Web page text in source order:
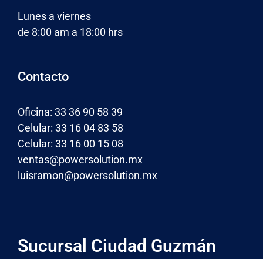
Lunes a viernes
de 8:00 am a 18:00 hrs
Contacto
Oficina: 33 36 90 58 39
Celular: 33 16 04 83 58
Celular: 33 16 00 15 08
ventas@powersolution.mx
luisramon@powersolution.mx
Sucursal Ciudad Guzmán